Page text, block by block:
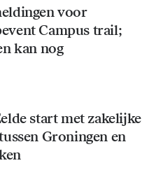
voor
Campus trail;
kan nog
start met zakelijke
Groningen en